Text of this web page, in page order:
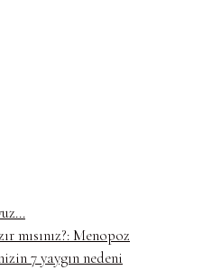
mısınız?: Menopoz
7 yaygın nedeni